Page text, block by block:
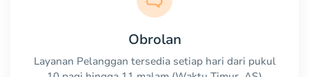
Obrolan
Layanan Pelanggan tersedia setiap hari dari pukul